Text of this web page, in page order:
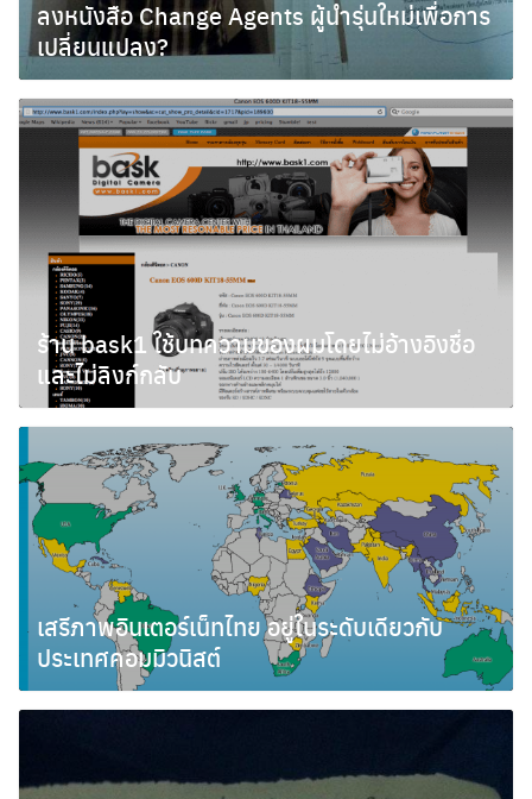
Search
for:
ลงหนังสือ Change Agents ผู้นำรุ่นใหม่เพื่อการ
เปลี่ยนแปลง?
ร้าน bask1 ใช้บทความของผมโดยไม่อ้างอิงชื่อ
และไม่ลิงก์กลับ
พฤษภาคม 13, 2011
เสรีภาพอินเตอร์เน็ทไทย อยู่ในระดับเดียวกับ
ประเทศคอมมิวนิสต์
เมษายน 19, 2011